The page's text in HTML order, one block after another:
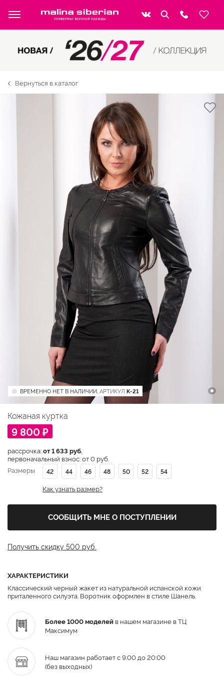
Вернуться в каталог
ВРЕМЕННО НЕТ В НАЛИЧИИ, АРТИКУЛ K-21
Кожаная куртка
9 800 ₽
рассрочка:от 1 633 руб.
первоначальный взнос: от 0 руб.
Размеры
42 44 46 48 50 52 54
Как узнать размер?
СООБЩИТЬ МНЕ О ПОСТУПЛЕНИИ
Получить скидку 500 руб.
ХАРАКТЕРИСТИКИ
Классический черный жакет из натуральной испанской кожи
приталенного силуэта. Воротник оформлен в стиле Шанель.
Более 1000 моделей в нашем магазине в ТЦ
Максимум
Наш магазин работает с 9:00 до 20:00
(без выходных)